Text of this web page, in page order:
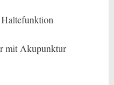
mit Akupunktur